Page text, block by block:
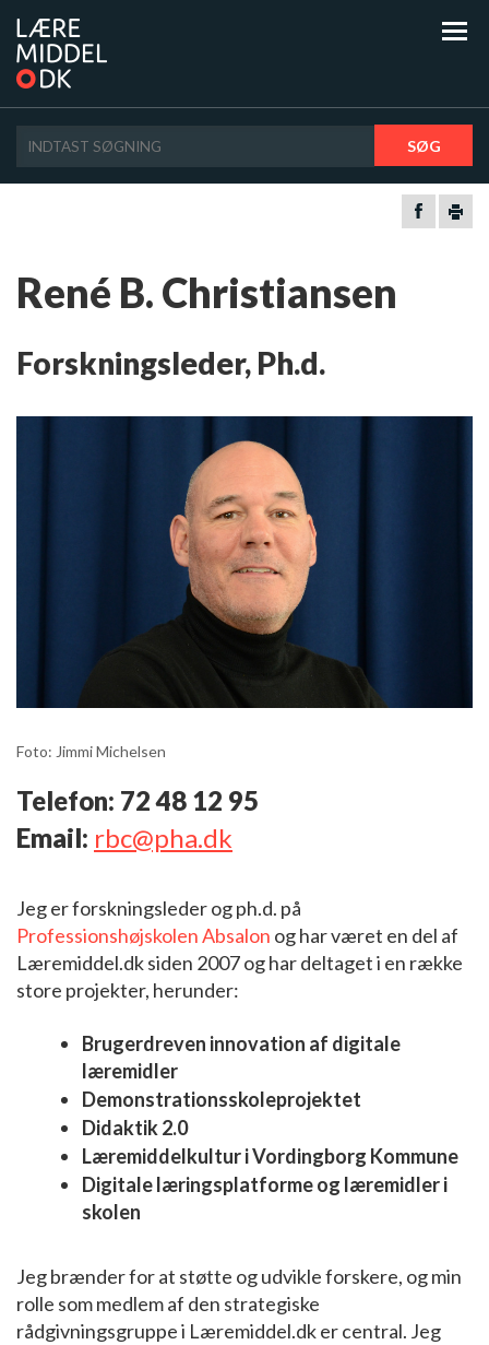
SØG
René B. Christiansen
Forskningsleder, Ph.d.
Foto: Jimmi Michelsen
Telefon: 72 48 12 95
Email: rbc@pha.dk
Jeg er forskningsleder og ph.d. på
Professionshøjskolen Absalon og har været en del af
Læremiddel.dk siden 2007 og har deltaget i en række
store projekter, herunder:
Brugerdreven innovation af digitale
læremidler
Demonstrationsskoleprojektet
Didaktik 2.0
Læremiddelkultur i Vordingborg Kommune
Digitale læringsplatforme og læremidler i
skolen
Jeg brænder for at støtte og udvikle forskere, og min
rolle som medlem af den strategiske
rådgivningsgruppe i Læremiddel.dk er central. Jeg